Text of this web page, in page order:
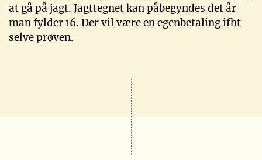
at gå på jagt. Jagttegnet kan påbegyndes det år
man fylder 16. Der vil være en egenbetaling ifht
selve prøven.